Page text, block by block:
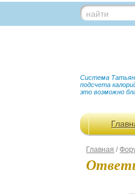
найти
Система
подсчета
это возможно
Главная /